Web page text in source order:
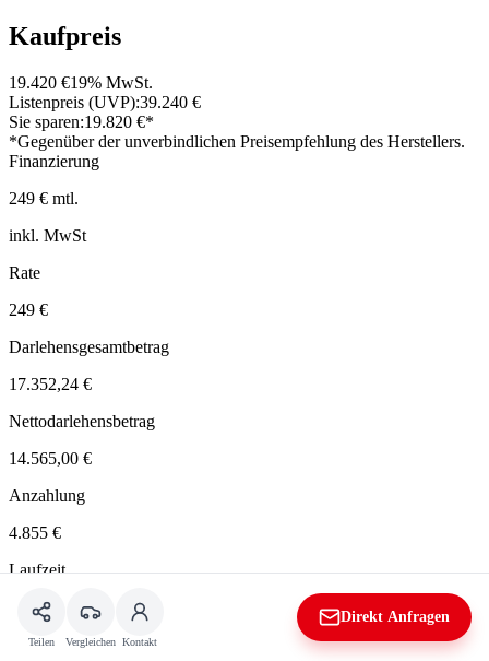
Kaufpreis
19.420 €19% MwSt.
Listenpreis (UVP):39.240 €
Sie sparen:19.820 €*
*Gegenüber der unverbindlichen Preisempfehlung des Herstellers.
Finanzierung
249 € mtl.
inkl. MwSt
Rate
249 €
Darlehensgesamtbetrag
17.352,24 €
Nettodarlehensbetrag
14.565,00 €
Anzahlung
4.855 €
Laufzeit
48 Monate
Restzahlung
Teilen Vergleichen Kontakt
Direkt Anfragen